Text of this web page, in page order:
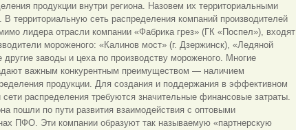
продукции внутри региона. Назовем их территориальными
В территориальную сеть распределения компаний производителей
лидера отрасли компании «Фабрика грез» (ГК «Поспел»), входят
мороженого: «Калинов мост» (г. Дзержинск), «Ледяной
другие заводы и цеха по производству мороженого. Многие
важным конкурентным преимуществом — наличием
продукции. Для создания и поддержания в эффективном
сети распределения требуются значительные финансовые затраты.
пошли по пути развития взаимодействия с оптовыми
ПФО. Эти компании образуют так называемую «партнерскую